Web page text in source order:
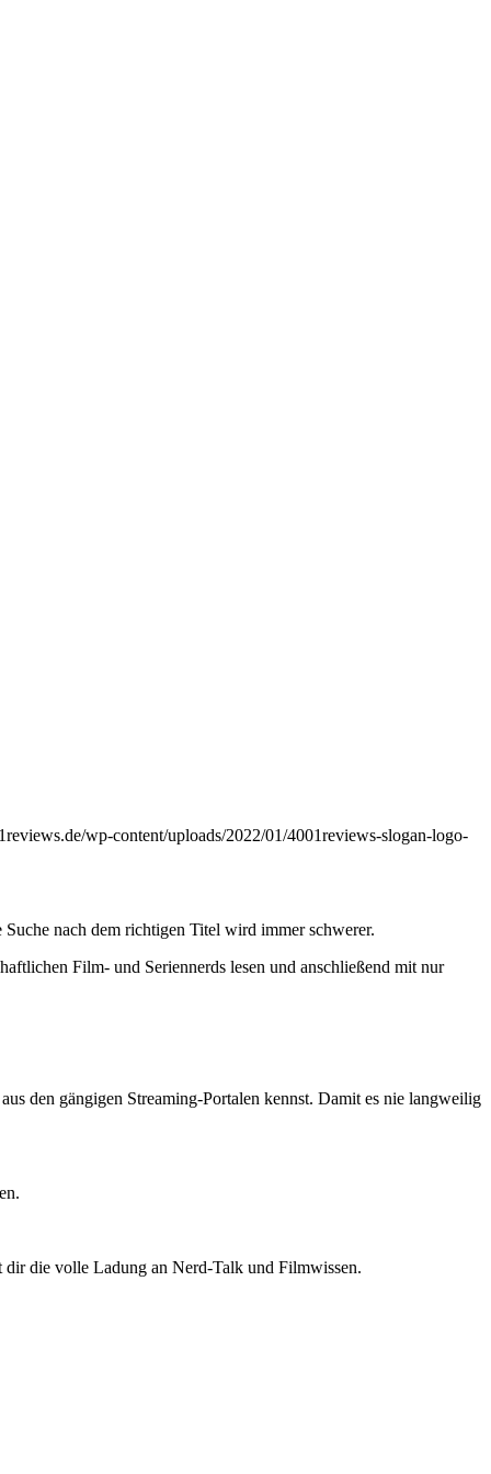
wp-content/uploads/2022/01/4001reviews-slogan-logo-
nach dem richtigen Titel wird immer schwerer.
Film- und Seriennerds lesen und anschließend mit nur
den gängigen Streaming-Portalen kennst. Damit es nie langweilig
die volle Ladung an Nerd-Talk und Filmwissen.